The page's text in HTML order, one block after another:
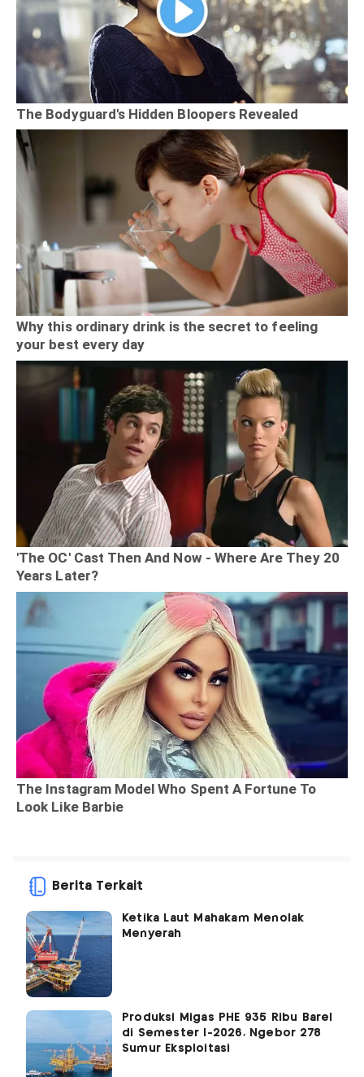
Berita Terkait
Ketika Laut Mahakam Menolak
Menyerah
Produksi Migas PHE 935 Ribu Barel
di Semester I-2026, Ngebor 278
Sumur Eksploitasi